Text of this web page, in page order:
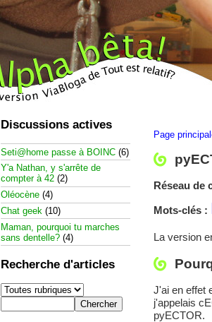
Page
Réseau de
Mots-clés :
La version
J'ai en effet
j'appelais
pyECTOR.
Discussions actives
Seti@home passe à BOINC (6)
Y'a Nathan, y s'arrête de
compter à 42 (2)
Oléocène (4)
Chat geek (10)
Maman, pourquoi tu marches
sans dentelle? (4)
Recherche d'articles